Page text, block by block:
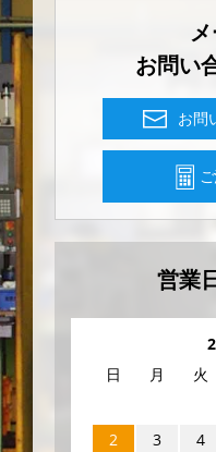
お問い
お問
営業
日
月 火
2
3 4